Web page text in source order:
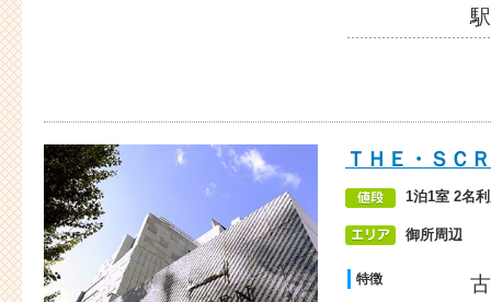
ＴＨＥ・ＳＣ
1泊1室 2名
御所周辺
特徴